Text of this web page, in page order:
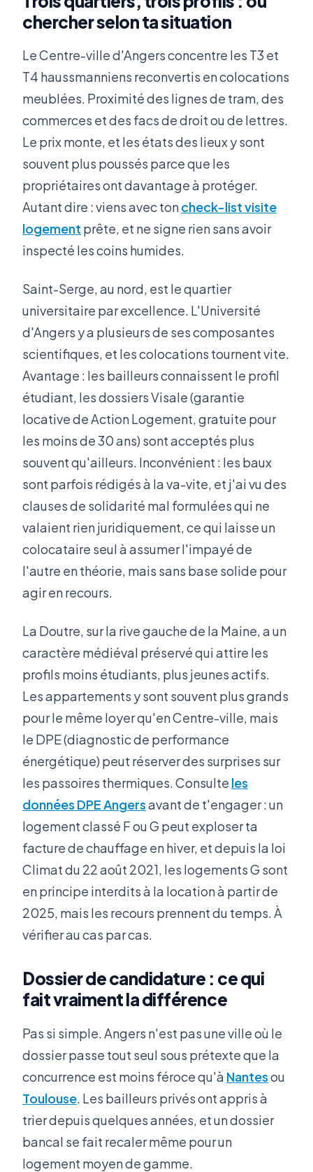
chercher selon ta situation
Le Centre-ville d'Angers concentre les T3 et
T4 haussmanniens reconvertis en colocations
meublées. Proximité des lignes de tram, des
commerces et des facs de droit ou de lettres.
Le prix monte, et les états des lieux y sont
souvent plus poussés parce que les
propriétaires ont davantage à protéger.
Autant dire : viens avec toncheck-list visite
logement prête, et ne signe rien sans avoir
inspecté les coins humides.
Saint-Serge, au nord, est le quartier
universitaire par excellence. L'Université
d'Angers y a plusieurs de ses composantes
scientifiques, et les colocations tournent vite.
Avantage : les bailleurs connaissent le profil
étudiant, les dossiers Visale (garantie
locative de Action Logement, gratuite pour
les moins de 30 ans) sont acceptés plus
souvent qu'ailleurs. Inconvénient : les baux
sont parfois rédigés à la va-vite, et j'ai vu des
clauses de solidarité mal formulées qui ne
valaient rien juridiquement, ce qui laisse un
colocataire seul à assumer l'impayé de
l'autre en théorie, mais sans base solide pour
agir en recours.
La Doutre, sur la rive gauche de la Maine, a un
caractère médiéval préservé qui attire les
profils moins étudiants, plus jeunes actifs.
Les appartements y sont souvent plus grands
pour le même loyer qu'en Centre-ville, mais
le DPE (diagnostic de performance
énergétique) peut réserver des surprises sur
les passoires thermiques. Consulte les
données DPE Angersavant de t'engager : un
logement classé F ou G peut exploser ta
facture de chauffage en hiver, et depuis la loi
Climat du 22 août 2021, les logements G sont
en principe interdits à la location à partir de
2025, mais les recours prennent du temps. À
vérifier au cas par cas.
Dossier de candidature : ce qui
fait vraiment la différence
Pas si simple. Angers n'est pas une ville où le
dossier passe tout seul sous prétexte que la
concurrence est moins féroce qu'à Nantesou
Toulouse. Les bailleurs privés ont appris à
trier depuis quelques années, et un dossier
bancal se fait recaler même pour un
logement moyen de gamme.